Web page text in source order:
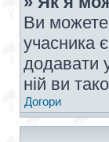
Ви можете
учасника
додавати
ній ви
Догори